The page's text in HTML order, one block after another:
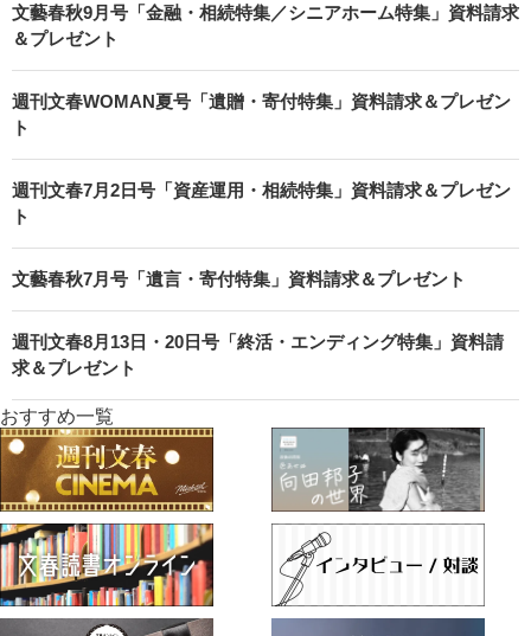
文藝春秋9月号「金融・相続特集／シニアホーム特集」資料請求
＆プレゼント
週刊文春WOMAN夏号「遺贈・寄付特集」資料請求＆プレゼン
ト
週刊文春7月2日号「資産運用・相続特集」資料請求＆プレゼン
ト
文藝春秋7月号「遺言・寄付特集」資料請求＆プレゼント
週刊文春8月13日・20日号「終活・エンディング特集」資料請
求＆プレゼント
おすすめ一覧